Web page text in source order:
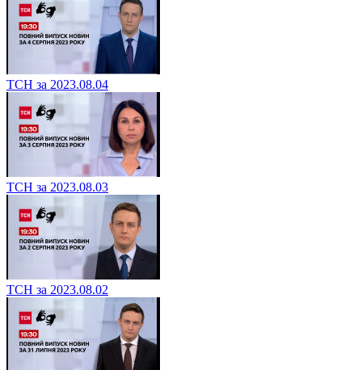
ТСН за 2023.08.04
ТСН за 2023.08.03
ТСН за 2023.08.02